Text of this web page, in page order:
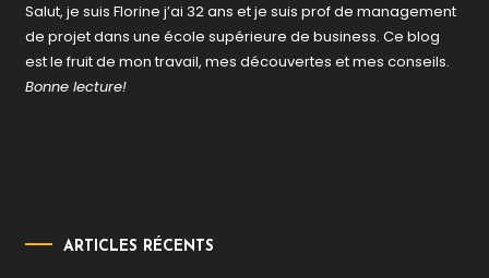
Salut, je suis Florine j’ai 32 ans et je suis prof de management
de projet dans une école supérieure de business. Ce blog
est le fruit de mon travail, mes découvertes et mes conseils.
Bonne lecture!
ARTICLES RÉCENTS